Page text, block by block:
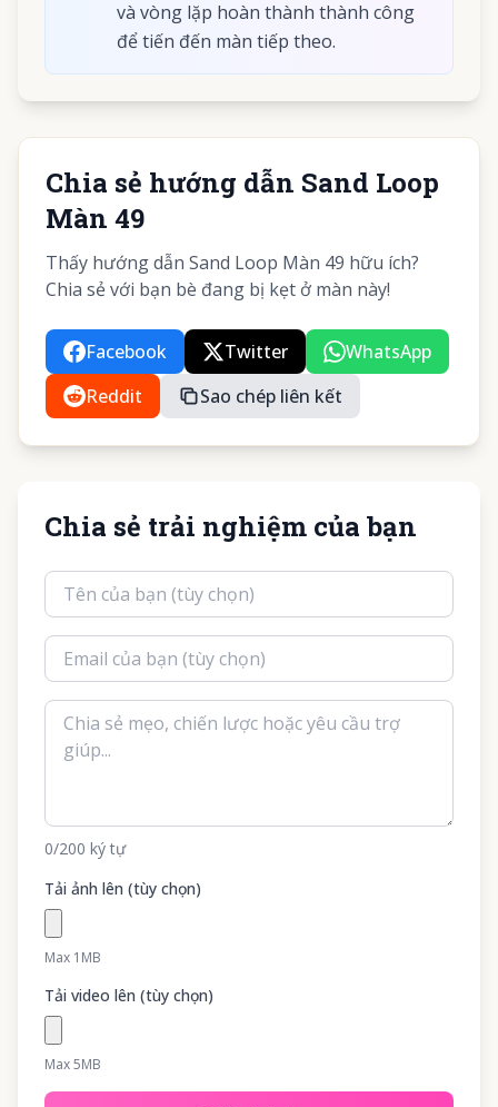
và vòng lặp hoàn thành thành công
để tiến đến màn tiếp theo.
Chia sẻ hướng dẫn Sand Loop
Màn 49
Thấy hướng dẫn Sand Loop Màn 49 hữu ích?
Chia sẻ với bạn bè đang bị kẹt ở màn này!
Facebook Twitter
WhatsApp
Reddit
Sao chép liên kết
Chia sẻ trải nghiệm của bạn
0/200 ký tự
Tải ảnh lên (tùy chọn)
Max 1MB
Tải video lên (tùy chọn)
Max 5MB